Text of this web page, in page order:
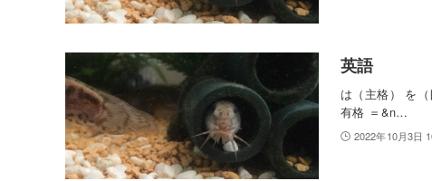
英語
は（主格） を
有格 ＝&n…
2022年10月3日